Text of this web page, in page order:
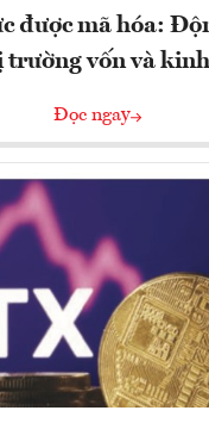
được mã hóa:
trường vốn và
Đọc ngay